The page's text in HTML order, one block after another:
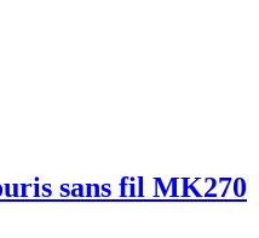
sans fil MK270